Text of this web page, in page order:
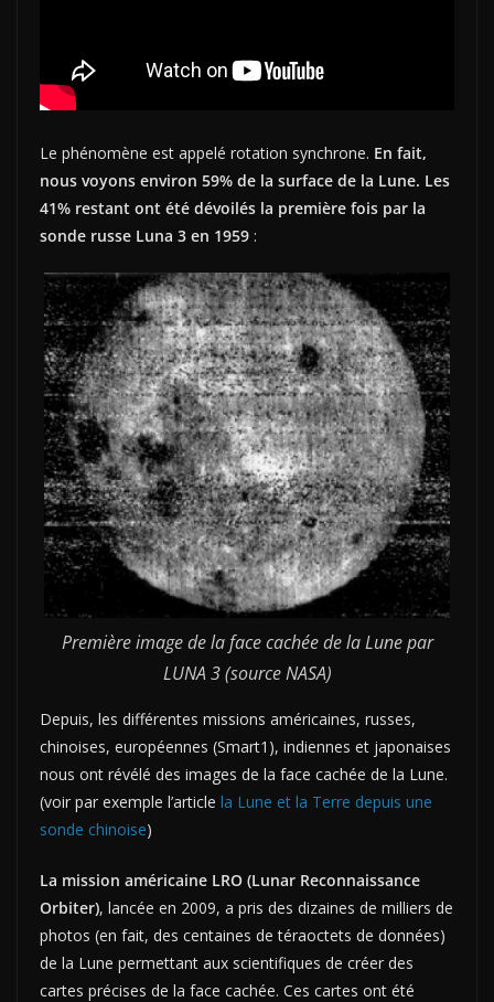
Le phénomène est appelé rotation synchrone. En fait,
nous voyons environ 59% de la surface de la Lune. Les
41% restant ont été dévoilés la première fois par la
sonde russe Luna 3 en 1959 :
Première image de la face cachée de la Lune par
LUNA 3 (source NASA)
Depuis, les différentes missions américaines, russes,
chinoises, européennes (Smart1), indiennes et japonaises
nous ont révélé des images de la face cachée de la Lune.
(voir par exemple l’article la Lune et la Terre depuis une
sonde chinoise)
La mission américaine LRO (Lunar Reconnaissance
Orbiter), lancée en 2009, a pris des dizaines de milliers de
photos (en fait, des centaines de téraoctets de données)
de la Lune permettant aux scientifiques de créer des
cartes précises de la face cachée. Ces cartes ont été